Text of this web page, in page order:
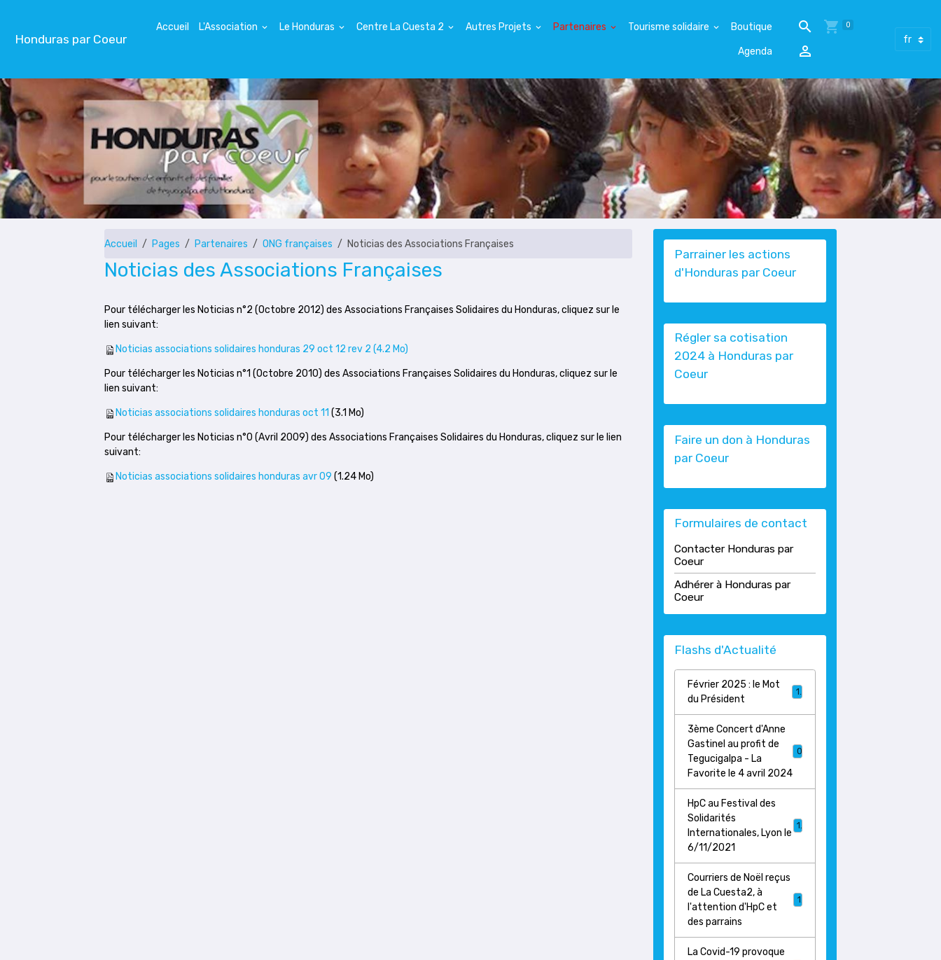
Honduras par Coeur
Accueil L'Association Le Honduras Centre La Cuesta 2 Autres Projets Partenaires Tourisme solidaire Boutique
Agenda
0
Accueil Pages Partenaires ONG françaises Noticias des Associations Françaises
Noticias des Associations Françaises
Pour télécharger les Noticias n°2 (Octobre 2012) des Associations Françaises Solidaires du Honduras, cliquez sur le
lien suivant:
Noticias associations solidaires honduras 29 oct 12 rev 2 (4.2 Mo)
Pour télécharger les Noticias n°1 (Octobre 2010) des Associations Françaises Solidaires du Honduras, cliquez sur le
lien suivant:
Noticias associations solidaires honduras oct 11 (3.1 Mo)
Pour télécharger les Noticias n°0 (Avril 2009) des Associations Françaises Solidaires du Honduras, cliquez sur le lien
suivant:
Noticias associations solidaires honduras avr 09 (1.24 Mo)
Parrainer les actions
d'Honduras par Coeur
Régler sa cotisation
2024 à Honduras par
Coeur
Faire un don à Honduras
par Coeur
Formulaires de contact
Contacter Honduras par
Coeur
Adhérer à Honduras par
Coeur
Flashs d'Actualité
Février 2025 : le Mot
du Président
1
3ème Concert d'Anne
Gastinel au profit de
Tegucigalpa - La
Favorite le 4 avril 2024
HpC au Festival des
Solidarités
Internationales, Lyon le
6/11/2021
1
Courriers de Noël reçus
de La Cuesta2, à
l'attention d'HpC et
des parrains
1
La Covid-19 provoque